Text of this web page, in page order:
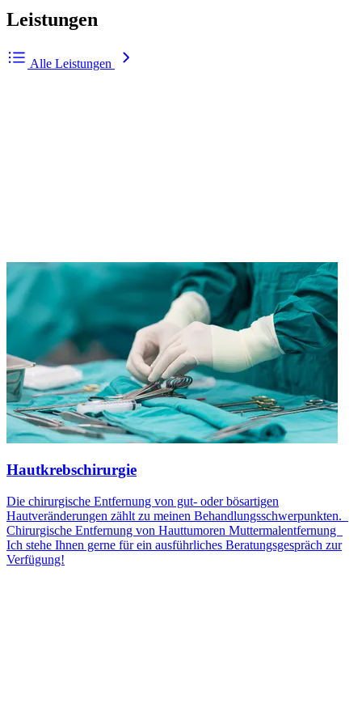
Leistungen
Alle Leistungen
Hautkrebschirurgie
Die chirurgische Entfernung von gut- oder bösartigen
Hautveränderungen zählt zu meinen Behandlungsschwerpunkten.
Chirurgische Entfernung von Hauttumoren Muttermalentfernung
Ich stehe Ihnen gerne für ein ausführliches Beratungsgespräch zur
Verfügung!